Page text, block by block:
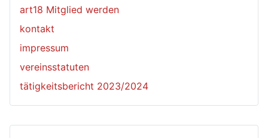
art18 Mitglied werden
kontakt
impressum
vereinsstatuten
tätigkeitsbericht 2023/2024